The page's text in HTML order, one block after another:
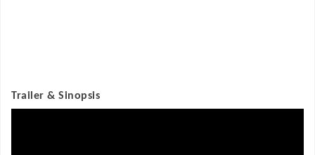
Trailer & Sinopsis